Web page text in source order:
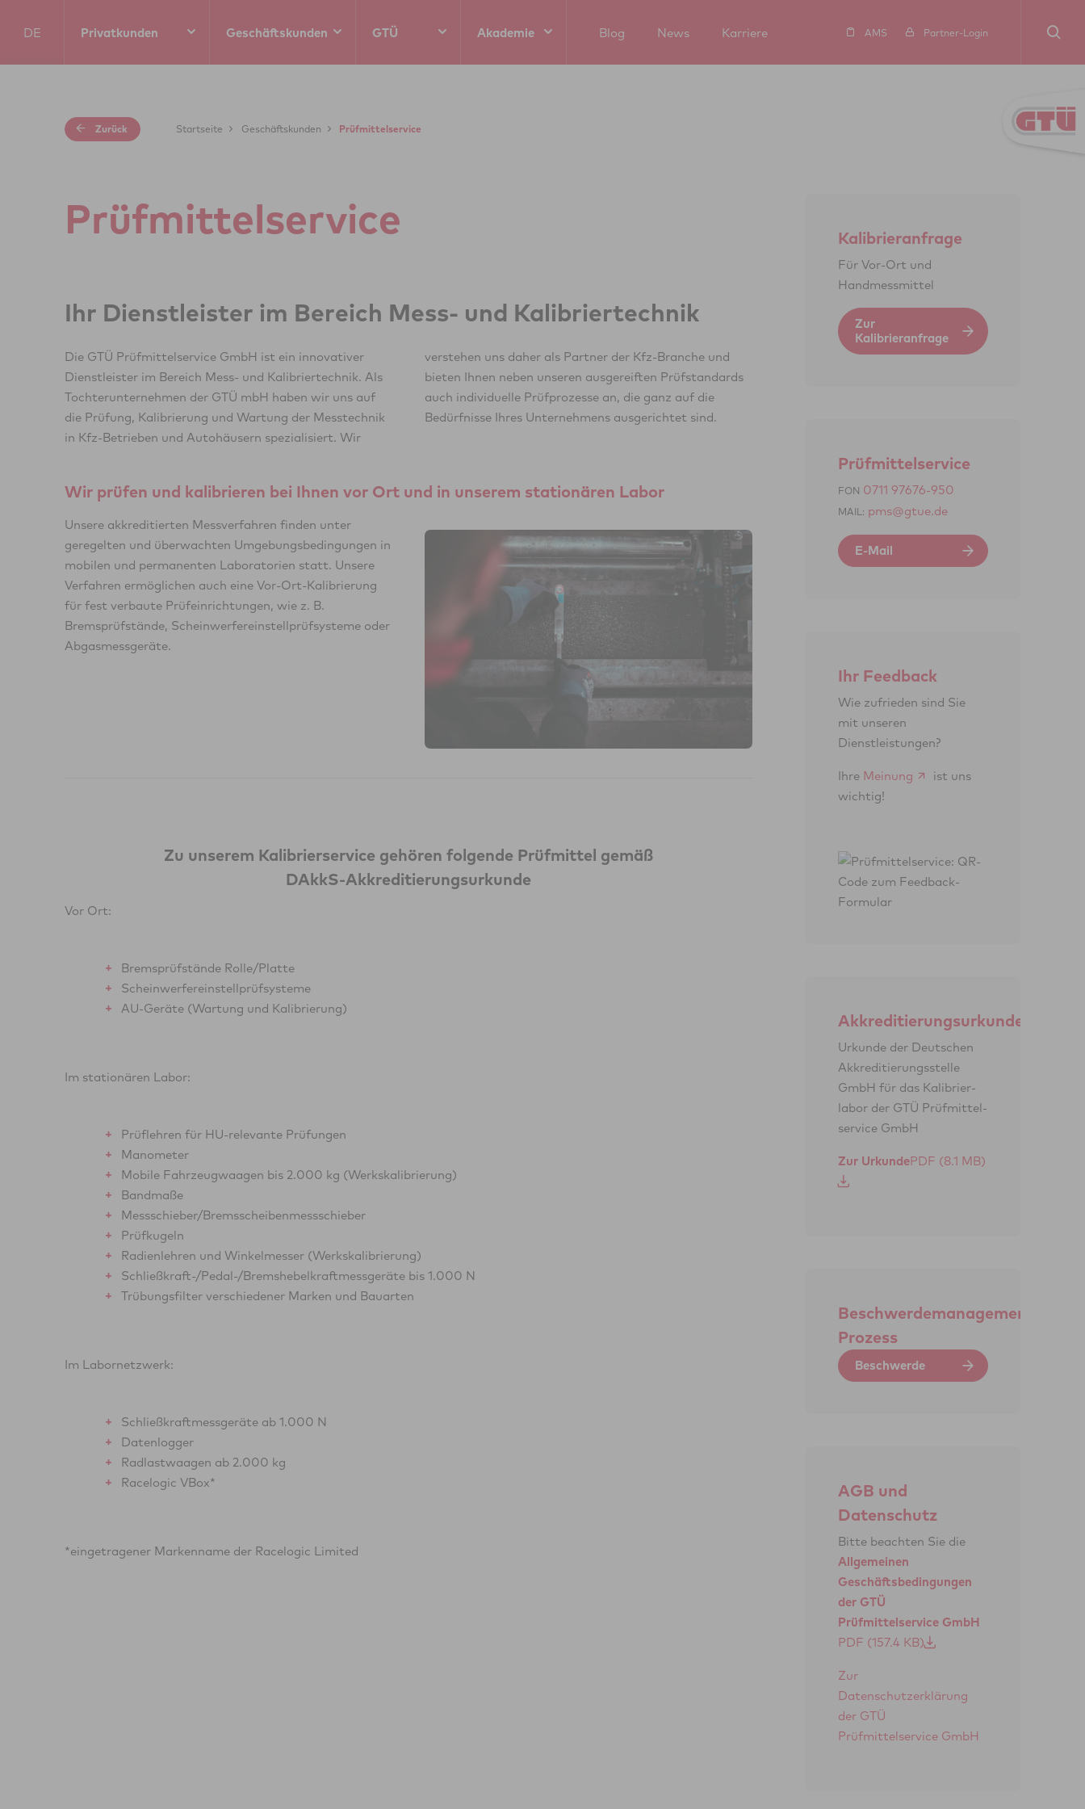
DE Privatkunden Geschäftskunden GTÜ Akademie Blog News Karriere AMS Partner-Login
Zurück Startseite Geschäftskunden Prüfmittelservice
Prüf­mit­tel­ser­vice
Ihr Dienstleister im Bereich Mess- und Kalibriertechnik
Die GTÜ Prüfmittelservice GmbH ist ein innovativer
Dienstleister im Bereich Mess- und Kalibriertechnik. Als
Tochterunternehmen der GTÜ mbH haben wir uns auf
die Prüfung, Kalibrierung und Wartung der Messtechnik
in Kfz-Betrieben und Autohäusern spezialisiert. Wir
verstehen uns daher als Partner der Kfz-Branche und
bieten Ihnen neben unseren ausgereiften Prüfstandards
auch individuelle Prüfprozesse an, die ganz auf die
Bedürfnisse Ihres Unternehmens ausgerichtet sind.
Wir prüfen und kalibrieren bei Ihnen vor Ort und in unserem stationären Labor
Unsere akkreditierten Messverfahren finden unter
geregelten und überwachten Umgebungsbedingungen in
mobilen und permanenten Laboratorien statt. Unsere
Verfahren ermöglichen auch eine Vor-Ort-Kalibrierung
für fest verbaute Prüfeinrichtungen, wie z. B.
Bremsprüfstände, Scheinwerfereinstellprüfsysteme oder
Abgasmessgeräte.
Zu unserem Kalibrierservice gehören folgende Prüfmittel gemäß
DAkkS-Akkreditierungsurkunde
Vor Ort:
Bremsprüfstände Rolle/Platte
Scheinwerfer­einstellprüfsysteme
AU-Geräte (Wartung und Kalibrierung)
Im stationären Labor:
Prüflehren für HU-relevante Prüfungen
Manometer
Mobile Fahrzeugwaagen bis 2.000 kg (Werkskalibrierung)
Bandmaße
Messschieber/Bremsscheiben­messschieber
Prüfkugeln
Radienlehren und Winkelmesser (Werkskalibrierung)
Schließkraft-/Pedal-/Bremshebelkraftmessgeräte bis 1.000 N
Trübungsfilter verschiedener Marken und Bauarten
Im Labornetzwerk:
Schließkraftmessgeräte ab 1.000 N
Datenlogger
Radlastwaagen ab 2.000 kg
Racelogic VBox*
*eingetragener Markenname der Racelogic Limited
Kalibrieranfrage
Für Vor-Ort und
Handmessmittel
Zur
Kalibrieranfrage
Prüfmittelservice
FON 0711 97676-950
MAIL: pms@gtue.de
E-Mail
Ihr Feed­back
Wie zufrieden sind Sie
mit unseren
Dienstleistungen?
Ihre Meinung
ist uns
wichtig!
Akkreditierungsurkunde
Urkunde der Deutschen
Akkreditierungs­stelle
GmbH für das Kalibrier­
labor der GTÜ Prüf­mittel­
service GmbH
Zur Urkunde
Beschwerdemanagement-
Prozess
Beschwerde
AGB und
Datenschutz
Bitte beachten Sie die
Allgemeinen
Geschäftsbedingungen
der GTÜ
Prüfmittelservice GmbH
Zur
Datenschutzerklärung
der GTÜ
Prüfmittelservice GmbH